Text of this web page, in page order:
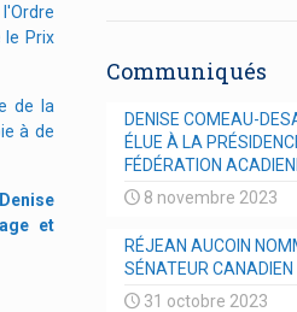
le Prix
de la
à de
et
Communiqués
DENISE COMEAU-
ÉLUE À LA
FÉDÉRATION
8 novembre 2023
RÉJEAN AUCOIN
SÉNATEUR CANADIEN
31 octobre 2023